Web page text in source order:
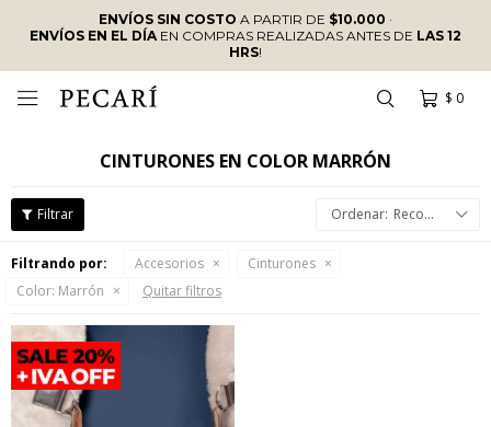
ENVÍOS SIN COSTO A PARTIR DE $10.000 ·
ENVÍOS EN EL DÍAEN COMPRAS REALIZADAS ANTES DE LAS 12
HRS!
$ 0

CINTURONES EN COLOR MARRÓN
Recomendados
Filtrando por: Accesorios
Cinturones
Color: Marrón Quitar filtros